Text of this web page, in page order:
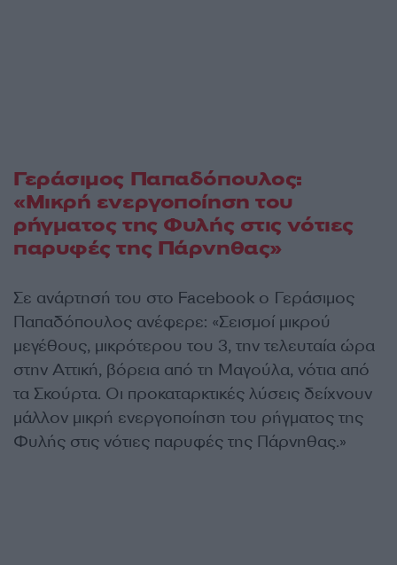
Γεράσιμος Παπαδόπουλος:
«Μικρή ενεργοποίηση του
ρήγματος της Φυλής στις νότιες
παρυφές της Πάρνηθας»
Σε ανάρτησή του στο Facebook ο Γεράσιμος
Παπαδόπουλος ανέφερε: «Σεισμοί μικρού
μεγέθους, μικρότερου του 3, την τελευταία ώρα
στην Αττική, βόρεια από τη Μαγούλα, νότια από
τα Σκούρτα. Οι προκαταρκτικές λύσεις δείχνουν
μάλλον μικρή ενεργοποίηση του ρήγματος της
Φυλής στις νότιες παρυφές της Πάρνηθας.»